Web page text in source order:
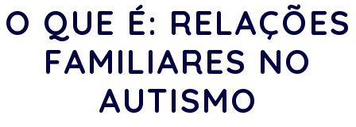
O QUE É: RELAÇÕES
FAMILIARES NO
AUTISMO